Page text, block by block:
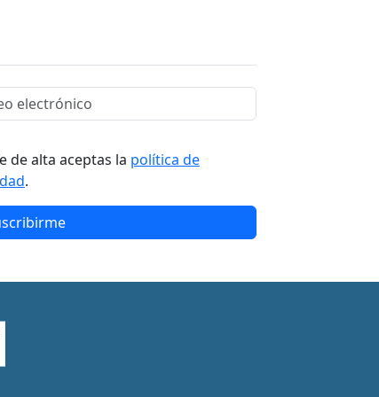
de alta aceptas la política de
.